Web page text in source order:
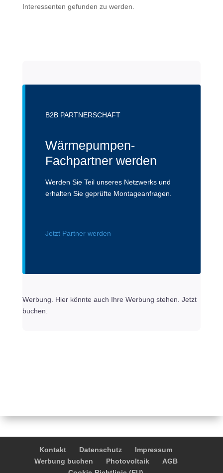
Interessenten gefunden zu werden.
B2B PARTNERSCHAFT
Wärmepumpen-
Fachpartner werden
Werden Sie Teil unseres Netzwerks und
erhalten Sie geprüfte Montageanfragen.
Jetzt Partner werden
Werbung. Hier könnte auch Ihre Werbung stehen. Jetzt
buchen.
Kontakt Datenschutz
Impressum
Werbung buchen
Photovoltaik
AGB